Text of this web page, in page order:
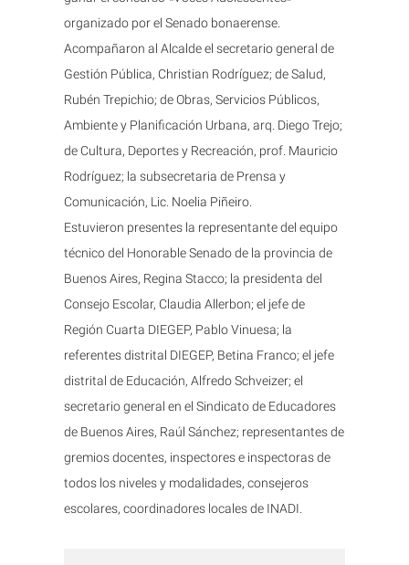
organizado por el Senado bonaerense.
Acompañaron al Alcalde el secretario general de
Gestión Pública, Christian Rodríguez; de Salud,
Rubén Trepichio; de Obras, Servicios Públicos,
Ambiente y Planificación Urbana, arq. Diego Trejo;
de Cultura, Deportes y Recreación, prof. Mauricio
Rodríguez; la subsecretaria de Prensa y
Comunicación, Lic. Noelia Piñeiro.
Estuvieron presentes la representante del equipo
técnico del Honorable Senado de la provincia de
Buenos Aires, Regina Stacco; la presidenta del
Consejo Escolar, Claudia Allerbon; el jefe de
Región Cuarta DIEGEP, Pablo Vinuesa; la
referentes distrital DIEGEP, Betina Franco; el jefe
distrital de Educación, Alfredo Schveizer; el
secretario general en el Sindicato de Educadores
de Buenos Aires, Raúl Sánchez; representantes de
gremios docentes, inspectores e inspectoras de
todos los niveles y modalidades, consejeros
escolares, coordinadores locales de INADI.